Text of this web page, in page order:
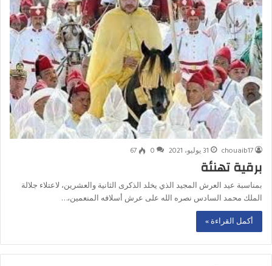
chouaib17 31 يوليو، 2021 0
67
برقية تهنئة
بمناسبة عيد العرش المجيد الذي يخلد الذكرى الثانية والعشرين، لاعتلاء جلالة
الملك محمد السادس نصره الله على عرش أسلافه المنعمين،…
أكمل القراءة »